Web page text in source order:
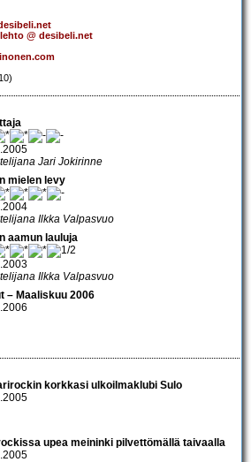
@ desibeli.net
Jari Jokirinne
mielen levy
Ilkka Valpasvuo
aamun lauluja
Ilkka Valpasvuo
– Maaliskuu 2006
in korkkasi ulkoilmaklubi Sulo
issa upea meininki pilvettömällä taivaalla